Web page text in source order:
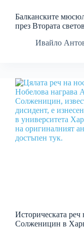
Балканските
през Втората
Ивайло
Историческата реч
Солженицин в